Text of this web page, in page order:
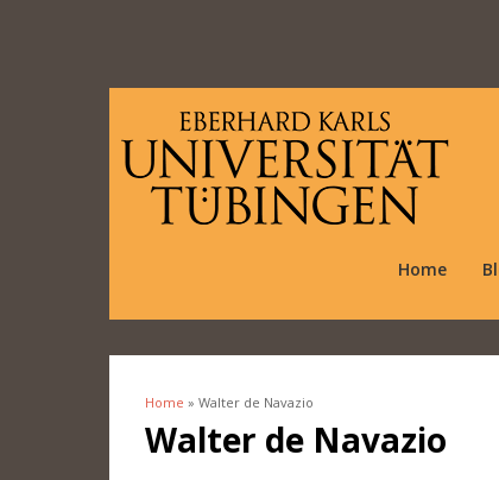
Home
You are here
Home » Walter de Navazio
Walter de Navazio